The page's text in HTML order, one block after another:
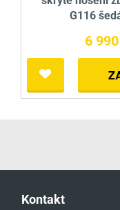
G116
6
Kontakt